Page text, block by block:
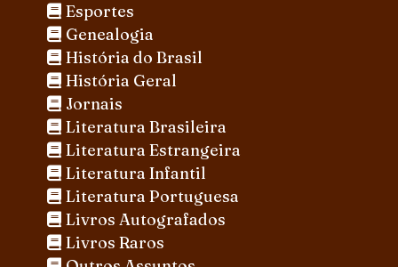
Esportes
Genealogia
História do Brasil
História Geral
Jornais
Literatura Brasileira
Literatura Estrangeira
Literatura Infantil
Literatura Portuguesa
Livros Autografados
Livros Raros